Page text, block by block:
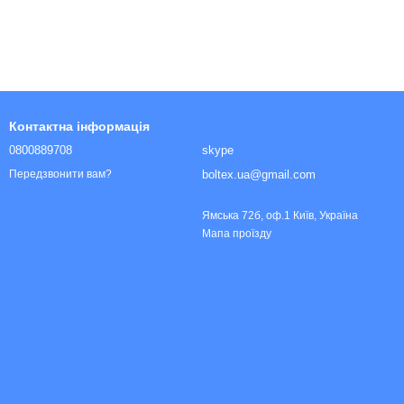
Контактна інформація
0800889708
Передзвонити вам?
skype
boltex.ua@gmail.com
Ямська 72б, оф.1 Київ, Україна
Мапа проїзду